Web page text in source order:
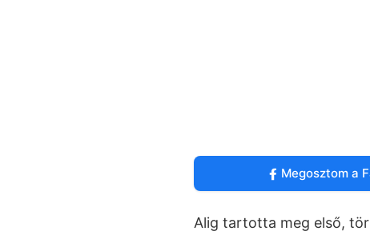
Megosztom a
Alig tartotta meg első,